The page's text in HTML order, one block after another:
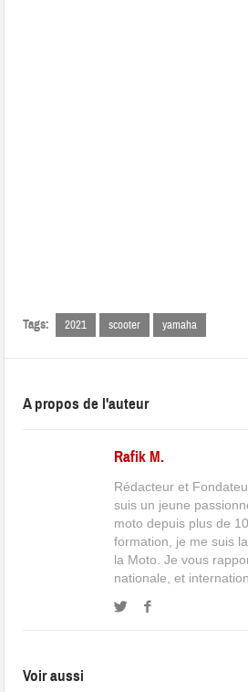
Tags: 2021 scooter yamaha
A propos de l'auteur
Rafik M.
Rédacteur et
suis un jeune
moto depuis plus de
formation, je me suis
la Moto. Je vous
nationale, et
Voir aussi